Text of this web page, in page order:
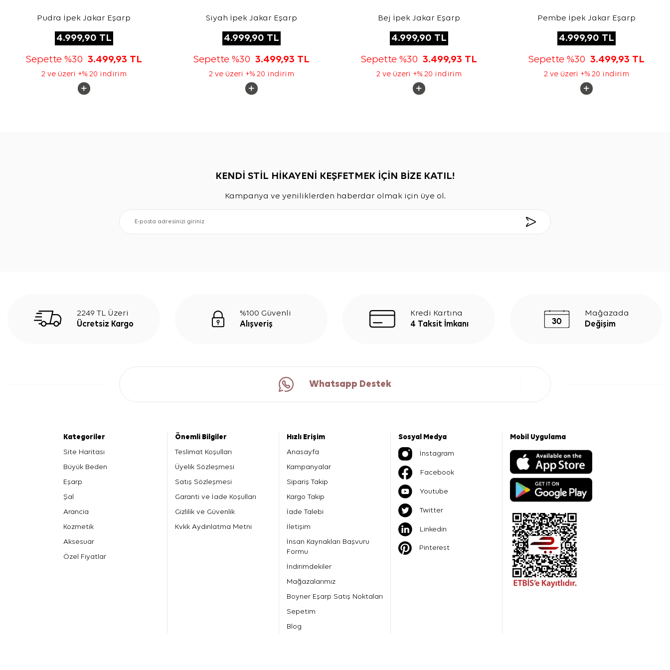
Pudra İpek Jakar Eşarp
4.999,90 TL
Sepette %30 3.499,93 TL
2 ve üzeri +% 20 indirim
Siyah İpek Jakar Eşarp
4.999,90 TL
Sepette %30 3.499,93 TL
2 ve üzeri +% 20 indirim
Bej İpek Jakar Eşarp
4.999,90 TL
Sepette %30 3.499,93 TL
2 ve üzeri +% 20 indirim
Pembe İpek Jakar Eşarp
4.999,90 TL
Sepette %30 3.499,93 TL
2 ve üzeri +% 20 indirim
KENDİ STİL HİKAYENİ KEŞFETMEK İÇİN BİZE KATIL!
Kampanya ve yeniliklerden haberdar olmak için üye ol.
2249 TL Üzeri
Ücretsiz Kargo
%100 Güvenli
Alışveriş
Kredi Kartına
4 Taksit İmkanı
Mağazada
Değişim
Whatsapp Destek
Kategoriler
Site Haritası
Büyük Beden
Eşarp
Şal
Arancia
Kozmetik
Aksesuar
Özel Fiyatlar
Önemli Bilgiler
Teslimat Koşulları
Üyelik Sözleşmesi
Satış Sözleşmesi
Garanti ve İade Koşulları
Gizlilik ve Güvenlik
Kvkk Aydınlatma Metni
Hızlı Erişim
Anasayfa
Kampanyalar
Sipariş Takip
Kargo Takip
İade Talebi
İletişim
İnsan Kaynakları Başvuru
Formu
İndirimdekiler
Mağazalarımız
Boyner Eşarp Satış Noktaları
Sepetim
Blog
Sosyal Medya
İnstagram
Facebook
Youtube
Twitter
Linkedin
Pinterest
Mobil Uygulama